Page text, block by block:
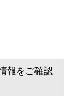
報をご確認